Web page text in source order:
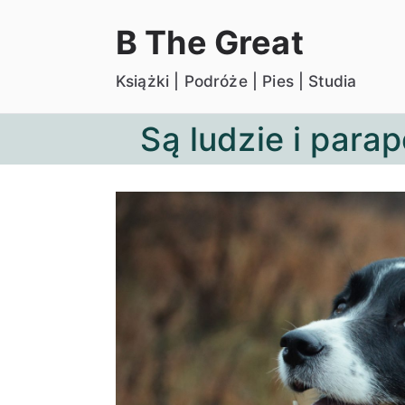
B The Great
Książki | Podróże | Pies | Studia
Są ludzie i